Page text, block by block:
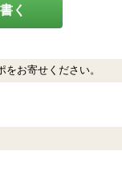
く
お寄せください。